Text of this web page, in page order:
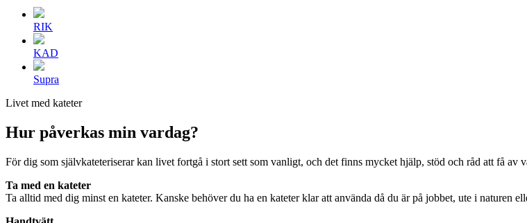
RIK
KAD
Supra
Livet med kateter
Hur påverkas min vardag?
För dig som självkateteriserar kan livet fortgå i stort sett som vanligt, och det finns mycket hjälp, stöd och råd att få av
Ta med en kateter
Ta alltid med dig minst en kateter. Kanske behöver du ha en kateter klar att använda då du är på jobbet, ute i naturen